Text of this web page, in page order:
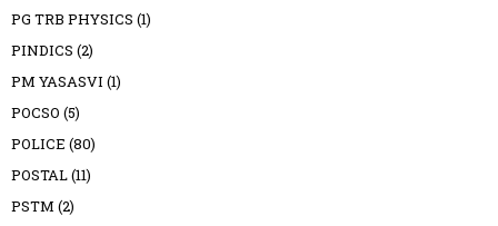
PG TRB PHYSICS (1)
PINDICS (2)
PM YASASVI (1)
POCSO (5)
POLICE (80)
POSTAL(11)
PSTM (2)